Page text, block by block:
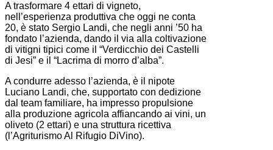
A trasformare 4 ettari di vigneto,
nell’esperienza produttiva che oggi ne conta
20, è stato Sergio Landi, che negli anni ’50 ha
fondato l’azienda, dando il via alla coltivazione
di vitigni tipici come il “Verdicchio dei Castelli
di Jesi” e il “Lacrima di morro d’alba”.
A condurre adesso l’azienda, è il nipote
Luciano Landi, che, supportato con dedizione
dal team familiare, ha impresso propulsione
alla produzione agricola affiancando ai vini, un
oliveto (2 ettari) e una struttura ricettiva
(l’Agriturismo Al Rifugio DiVino).